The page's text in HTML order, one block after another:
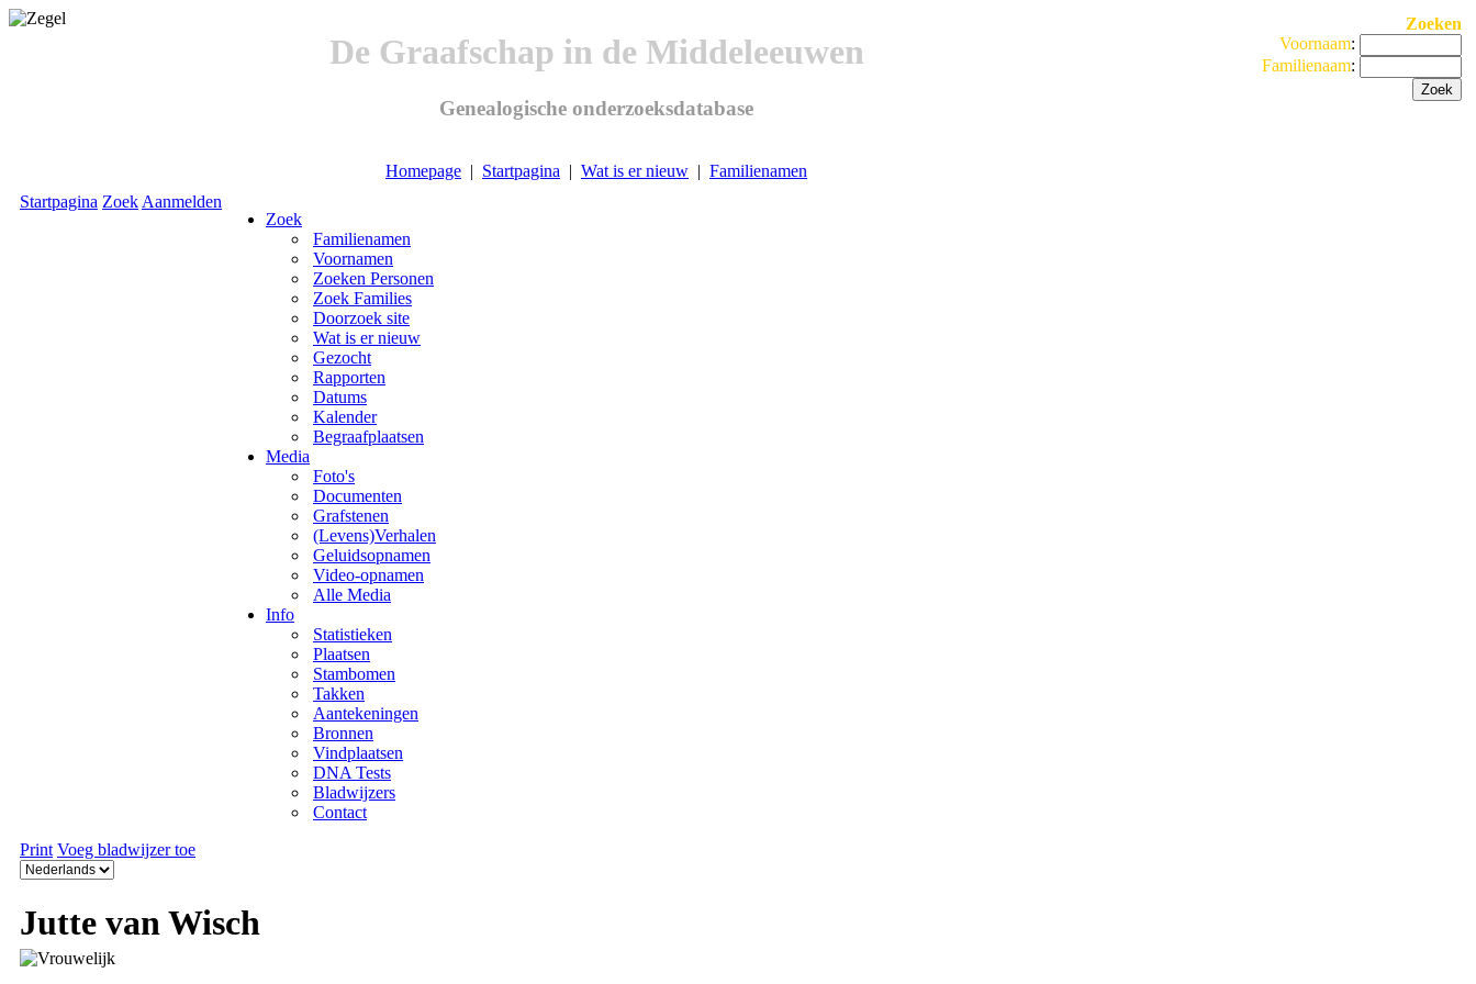
De Graafschap in de Middeleeuwen
Genealogische onderzoeksdatabase
Homepage | Startpagina | Wat is er nieuw | Familienamen
Zoeken
Voornaam:
Familienaam:
Startpagina Zoek Aanmelden
Zoek
Familienamen
Voornamen
Zoeken Personen
Zoek Families
Doorzoek site
Wat is er nieuw
Gezocht
Rapporten
Datums
Kalender
Begraafplaatsen
Media
Foto's
Documenten
Grafstenen
(Levens)Verhalen
Geluidsopnamen
Video-opnamen
Alle Media
Info
Statistieken
Plaatsen
Stambomen
Takken
Aantekeningen
Bronnen
Vindplaatsen
DNA Tests
Bladwijzers
Contact
Print Voeg bladwijzer toe
Jutte van Wisch